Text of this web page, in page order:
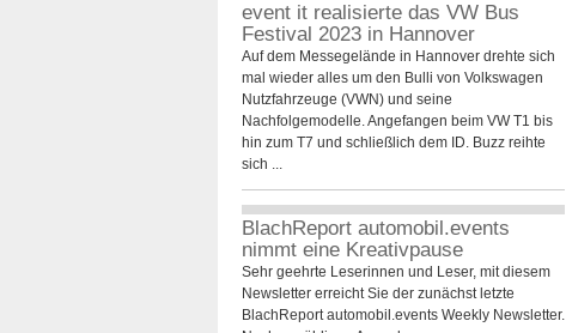
event it realisierte das VW Bus
Festival 2023 in Hannover
Auf dem Messegelände in Hannover drehte sich
mal wieder alles um den Bulli von Volkswagen
Nutzfahrzeuge (VWN) und seine
Nachfolgemodelle. Angefangen beim VW T1 bis
hin zum T7 und schließlich dem ID. Buzz reihte
sich ...
BlachReport automobil.events
nimmt eine Kreativpause
Sehr geehrte Leserinnen und Leser, mit diesem
Newsletter erreicht Sie der zunächst letzte
BlachReport automobil.events Weekly Newsletter.